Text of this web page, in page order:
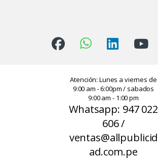
Atención: Lunes a viernes de
9:00 am - 6:00pm / sabados
9:00 am - 1:00 pm
Whatsapp: 947 022
606 /
ventas@allpublicid
ad.com.pe